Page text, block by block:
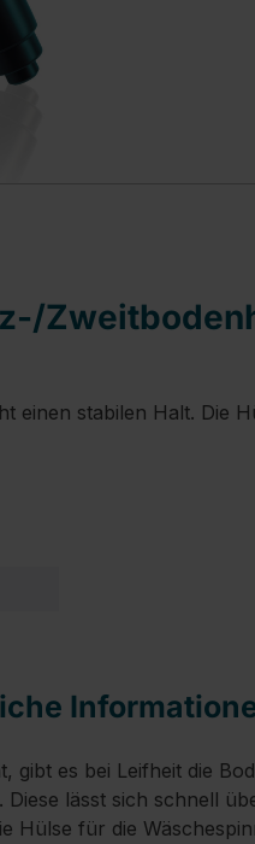
einen stabilen Halt. Die
gibt es bei Leifheit die
lässt sich schnell
Hülse für die